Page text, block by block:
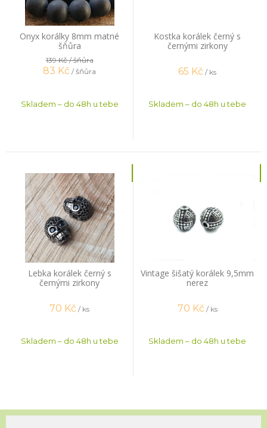
Onyx korálky 8mm matné
šňůra
139 Kč/ šňůra
83 Kč / šňůra
Skladem – do 48h u tebe
Kostka korálek černý s
černými zirkony
65 Kč / ks
Skladem – do 48h u tebe
Lebka korálek černý s
černými zirkony
70 Kč / ks
Skladem – do 48h u tebe
Vintage šišatý korálek 9,5mm
nerez
70 Kč / ks
Skladem – do 48h u tebe